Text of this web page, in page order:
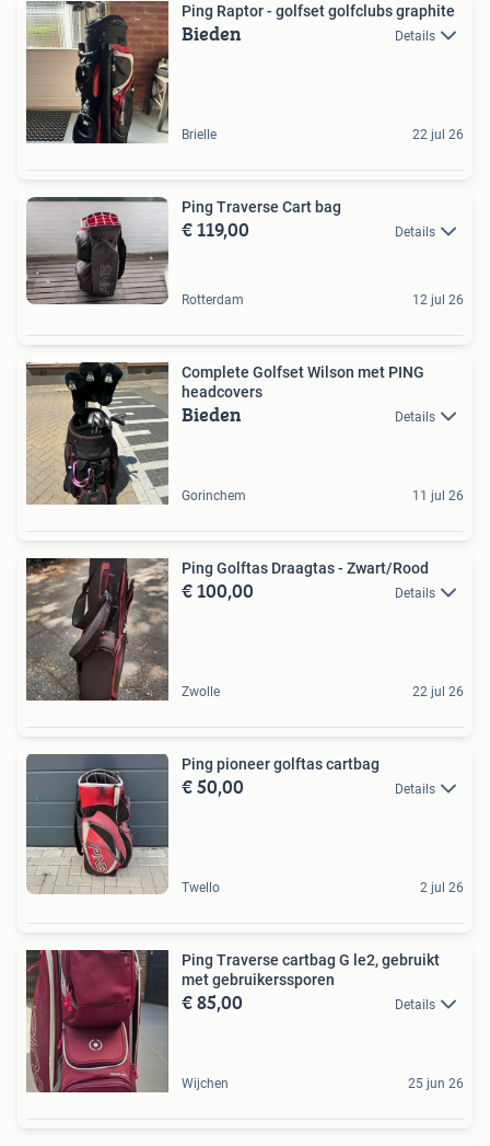
Ping Raptor - golfset golfclubs graphite
Bieden Details
Brielle 22 jul 26
Ping Traverse Cart bag
€ 119,00 Details
Rotterdam 12 jul 26
Complete Golfset Wilson met PING
headcovers
Bieden Details
Gorinchem 11 jul 26
Ping Golftas Draagtas - Zwart/Rood
€ 100,00 Details
Zwolle 22 jul 26
Ping pioneer golftas cartbag
€ 50,00 Details
Twello 2 jul 26
Ping Traverse cartbag G le2, gebruikt
met gebruikerssporen
€ 85,00 Details
Wijchen 25 jun 26